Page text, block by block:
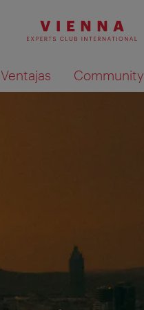
Ventajas Community